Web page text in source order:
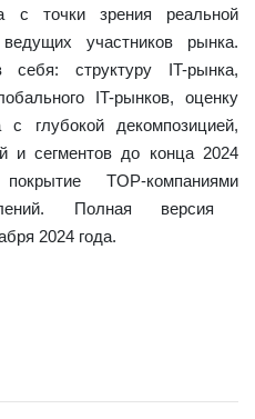
с точки зрения реальной
участников рынка.
себя: структуру IT-рынка,
IT-рынков, оценку
глубокой декомпозицией,
и сегментов до конца 2024
TOP-компаниями
Полная версия
2024 года.